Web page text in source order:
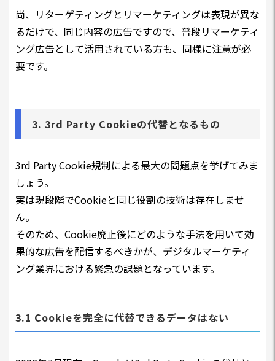
尚、リターゲティングとリマーケティングは表現が異な
るだけで、同じ内容の広告ですので、普段リマーケティ
ング広告として活用されている方も、同様に注意が必
要です。
3. 3rd Party Cookieの代替となるもの
3rd Party Cookie規制による最大の問題点を挙げてみま
しょう。
実は現段階でCookieと同じ役割の技術は存在しませ
ん。
そのため、Cookie廃止後にどのような手法を用いて効
果的な広告を配信するべきかが、デジタルマーケティ
ング業界における緊急の課題となっています。
3.1 Cookieを完全に代替できるデータはない